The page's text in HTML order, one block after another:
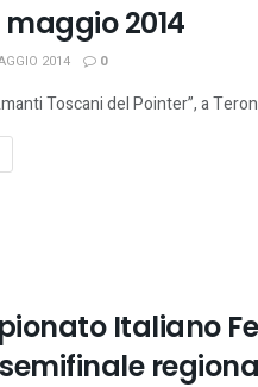
2014
2014 0
Toscani del Pointer”, a
Italiano